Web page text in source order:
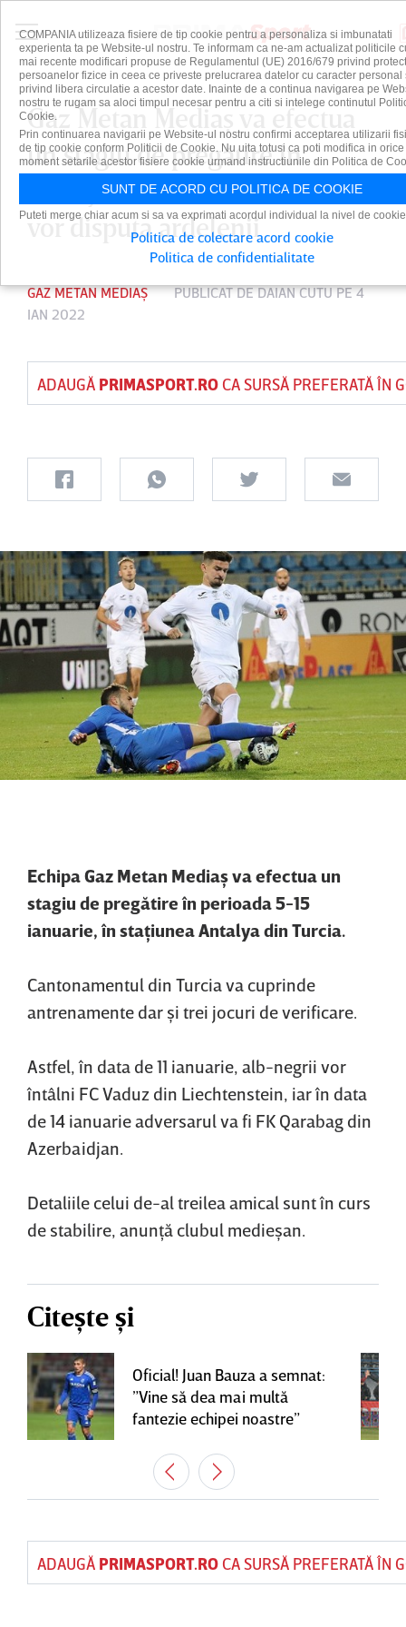
Gaz Metan Mediaş va efectua
un stagiu de pregătire în
Antalya. Câte meciuri amicale
vor disputa ardelenii
GAZ METAN MEDIAȘ PUBLICAT DEDAIAN CUTUPE 4
IAN 2022
ADAUGĂ PRIMASPORT.ROCA SURSĂ PREFERATĂ ÎN
Echipa Gaz Metan Mediaş va efectua un
stagiu de pregătire în perioada 5-15
ianuarie, în staţiunea Antalya din Turcia.
Cantonamentul din Turcia va cuprinde
antrenamente dar şi trei jocuri de verificare.
Astfel, în data de 11 ianuarie, alb-negrii vor
întâlni FC Vaduz din Liechtenstein, iar în data
de 14 ianuarie adversarul va fi FK Qarabag din
Azerbaidjan.
Detaliile celui de-al treilea amical sunt în curs
de stabilire, anunţă clubul medieşan.
Citește și
Oficial! Juan Bauza a semnat:
”Vine să dea mai multă
fantezie echipei noastre”
ADAUGĂ PRIMASPORT.ROCA SURSĂ PREFERATĂ ÎN
COMPANIA utilizeaza fisiere de tip cookie pentru a personaliza si imbunatati
experienta ta pe Website-ul nostru. Te informam ca ne-am actualizat politicile
mai recente modificari propuse de Regulamentul (UE) 2016/679 privind
persoanelor fizice in ceea ce priveste prelucrarea datelor cu caracter personal
privind libera circulatie a acestor date. Inainte de a continua navigarea pe
nostru te rugam sa aloci timpul necesar pentru a citi si intelege continutul
Cookie.
Prin continuarea navigarii pe Website-ul nostru confirmi acceptarea utilizarii
de tip cookie conform Politicii de Cookie. Nu uita totusi ca poti modifica in orice
moment setarile acestor fisiere cookie urmand instructiunile din Politica de
SUNT DE ACORD CU POLITICA DE COOKIE
Puteti merge chiar acum si sa va exprimati acordul individual la nivel de
Politica de colectare acord cookie
Politica de confidentialitate